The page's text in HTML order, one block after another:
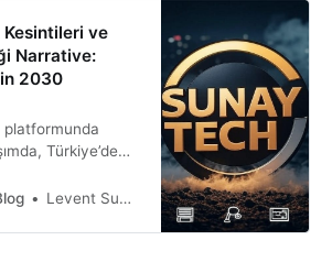
ve
Narrative:
2030
platformunda
Türkiye’de
iklim değişikliği
Levent Sunay